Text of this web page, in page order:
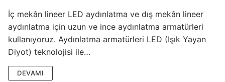
ANASAYFA
ÜRÜNLER
İç mekân lineer LED aydınlatma ve dış mekân lineer
aydınlatma için uzun ve ince aydınlatma armatürleri
kullanıyoruz. Aydınlatma armatürleri LED (Işık Yayan
Diyot) teknolojisi ile…
DEVAMI